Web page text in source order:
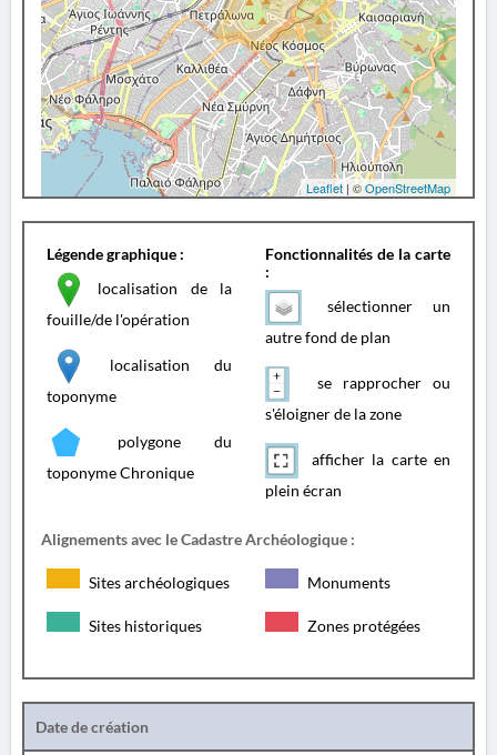
Leaflet | ©OpenStreetMap
Légende graphique :
localisation de la
fouille/de l'opération
localisation du
toponyme
polygone du
toponyme Chronique
Fonctionnalités de la carte
:
sélectionner un
autre fond de plan
se rapprocher ou
s'éloigner de la zone
afficher la carte en
plein écran
Alignements avec le Cadastre Archéologique :
Sites archéologiques Monuments
Sites historiques Zones protégées
Date de création